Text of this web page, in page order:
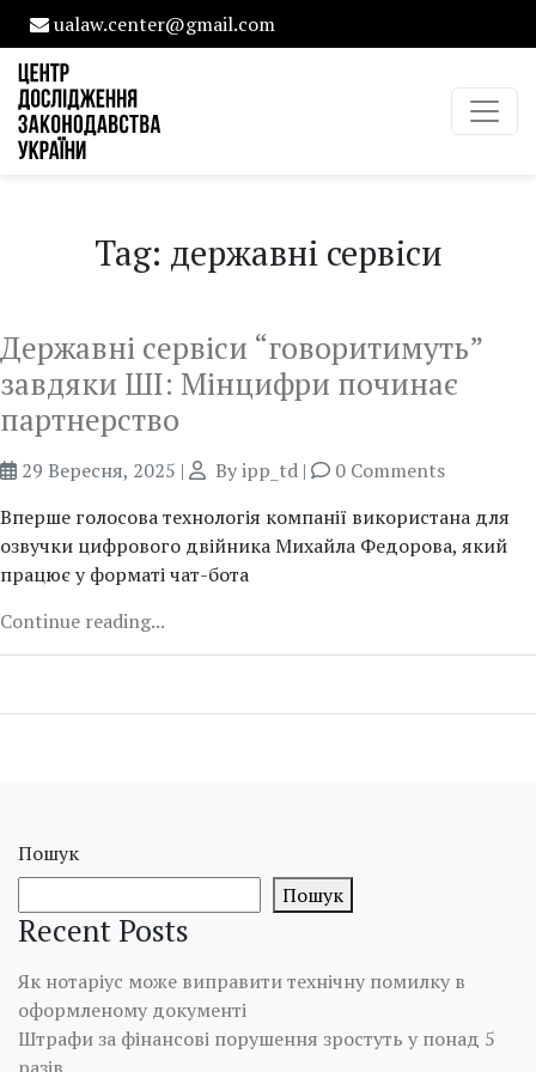
ualaw.center@gmail.com
Tag: державні сервіси
Державні сервіси “говоритимуть”
завдяки ШІ: Мінцифри починає
партнерство
29 Вересня, 2025 | Byipp_td |
0 Comments
Вперше голосова технологія компанії використана для
озвучки цифрового двійника Михайла Федорова, який
працює у форматі чат-бота
Continue reading...
Пошук
Пошук
Recent Posts
Як нотаріус може виправити технічну помилку в
оформленому документі
Штрафи за фінансові порушення зростуть у понад 5